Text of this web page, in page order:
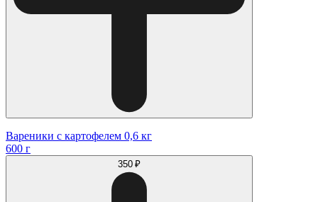
Вареники с картофелем 0,6 кг
600 г
350 ₽